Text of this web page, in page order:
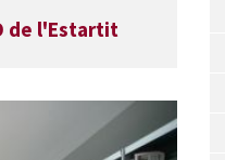
de l'Estartit